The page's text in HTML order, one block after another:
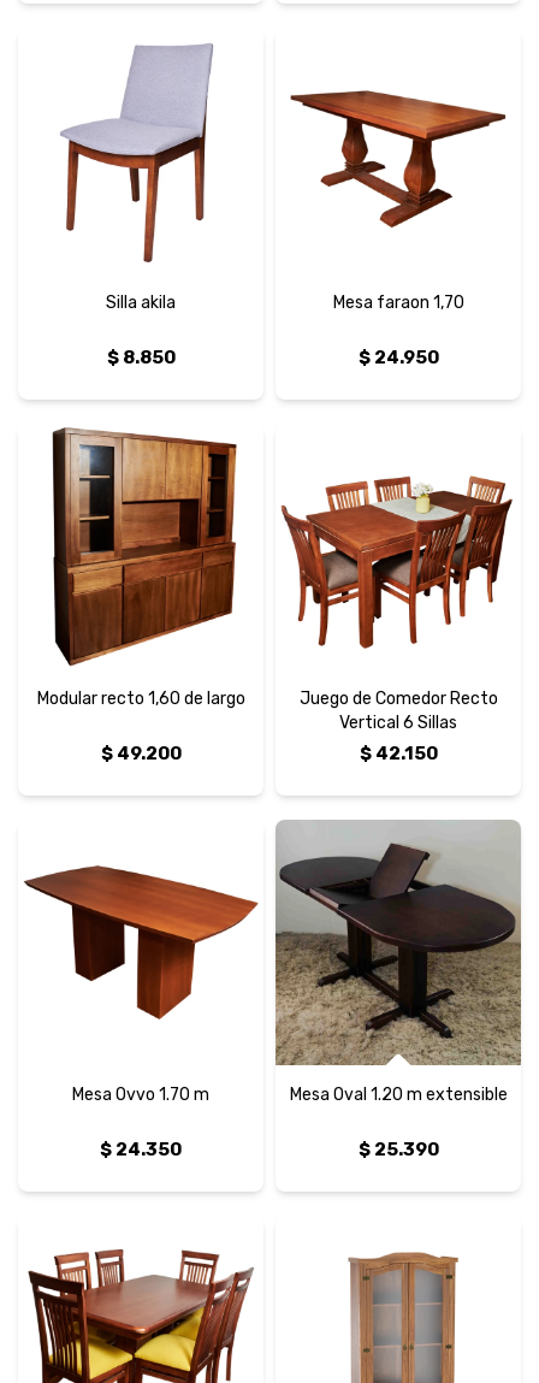
Silla akila
$ 8.850
Mesa faraon 1,70
$ 24.950
Modular recto 1,60 de largo
$ 49.200
Juego de Comedor Recto
Vertical 6 Sillas
$ 42.150
Mesa Ovvo 1.70 m
$ 24.350
Mesa Oval 1.20 m extensible
$ 25.390